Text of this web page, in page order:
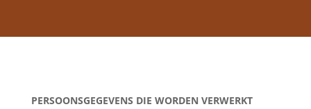
PERSOONSGEGEVENS DIE WORDEN VERWERKT